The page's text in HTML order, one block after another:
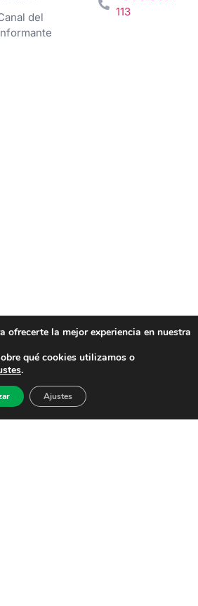
del
113
ofrecerte la mejor experiencia en nuestra
qué cookies utilizamos o
.
Ajustes